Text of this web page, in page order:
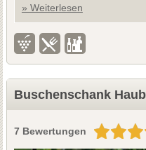
» Weiterlesen
Buschenschank
7 Bewertungen